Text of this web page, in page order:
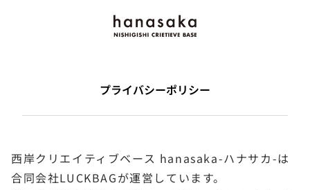
プライバシーポリシー
西岸クリエイティブベース hanasaka-ハナサカ-は
合同会社LUCKBAGが運営しています。